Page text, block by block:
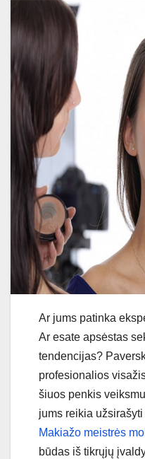
Ar jums patinka
Ar esate apsėstas
tendencijas?
profesionalios
šiuos penkis
jums reikia
Makiažo meistrės
būdas iš tikrųjų